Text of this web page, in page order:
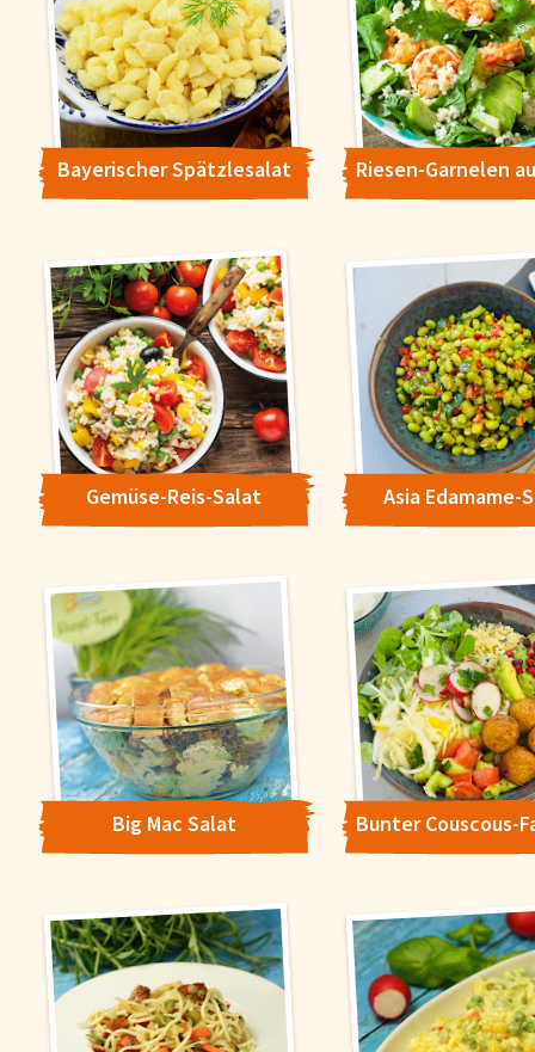
Bayerischer Spätzlesalat
Gemüse-Reis-Salat Asia Edamame-
Big Mac Salat
Cookie-Hinweis